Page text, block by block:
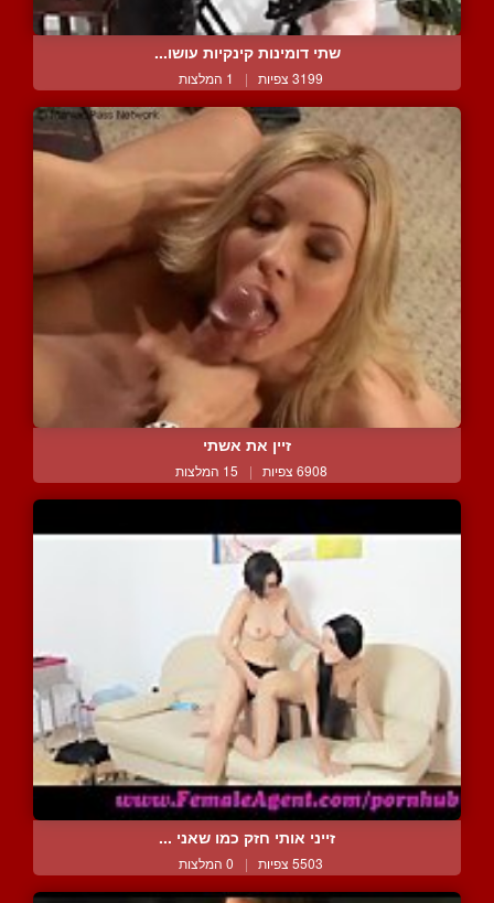
שתי דומינות קינקיות עושו...
3199 צפיות | 1 המלצות
זיין את אשתי
6908 צפיות | 15 המלצות
זייני אותי חזק כמו שאני ...
5503 צפיות | 0 המלצות